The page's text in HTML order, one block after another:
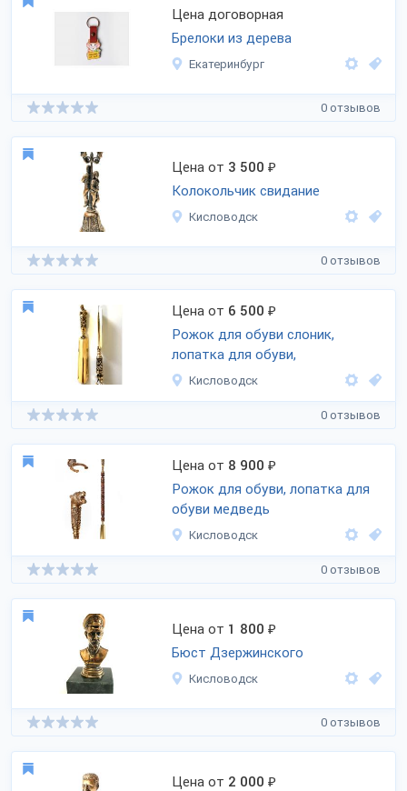
Цена договорная
Брелоки из дерева
Екатеринбург
0 отзывов
Цена от 3 500 ₽
Колокольчик свидание
Кисловодск
0 отзывов
Цена от 6 500 ₽
Рожок для обуви слоник,
лопатка для обуви,
Кисловодск
0 отзывов
Цена от 8 900 ₽
Рожок для обуви, лопатка для
обуви медведь
Кисловодск
0 отзывов
Цена от 1 800 ₽
Бюст Дзержинского
Кисловодск
0 отзывов
Цена от 2 000 ₽